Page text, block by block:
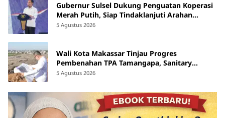
Gubernur Sulsel Dukung Penguatan Koperasi
Merah Putih, Siap Tindaklanjuti Arahan
Pemerintah Pusat
5 Agustus 2026
Wali Kota Makassar Tinjau Progres
Pembenahan TPA Tamangapa, Sanitary
Landfill Capai 93 Persen
5 Agustus 2026